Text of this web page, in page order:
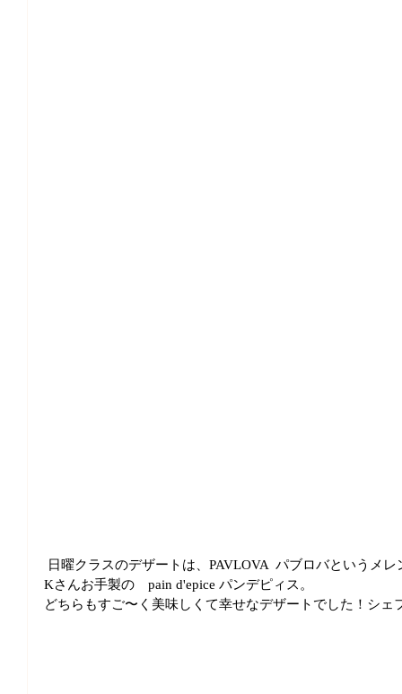
日曜クラスのデザートは、PAVLOVA  パブロバというメ
Kさんお手製の　pain d'epice パンデピィス。
どちらもすご〜く美味しくて幸せなデザートでした！シェ